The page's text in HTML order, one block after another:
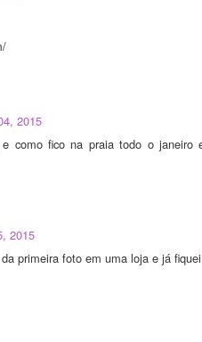
2015
como fico na praia todo o janeiro
2015
primeira foto em uma loja e já